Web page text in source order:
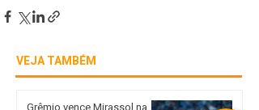
VEJA TAMBÉM
Grêmio vence Mirassol na